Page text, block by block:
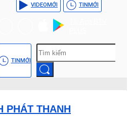
VIDEOMỚI TINMỚI
TINMỚI
PHÁT THANH